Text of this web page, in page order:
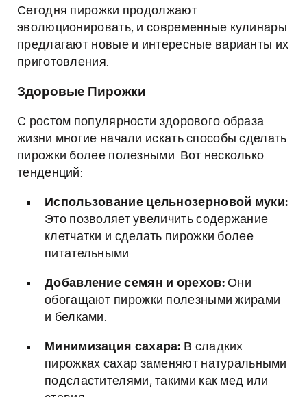
Сегодня пирожки продолжают
эволюционировать, и современные кулинары
предлагают новые и интересные варианты их
приготовления.
Здоровые Пирожки
С ростом популярности здорового образа
жизни многие начали искать способы сделать
пирожки более полезными. Вот несколько
тенденций:
Использование цельнозерновой муки:
Это позволяет увеличить содержание
клетчатки и сделать пирожки более
питательными.
Добавление семян и орехов:Они
обогащают пирожки полезными жирами
и белками.
Минимизация сахара: В сладких
пирожках сахар заменяют натуральными
подсластителями, такими как мед или